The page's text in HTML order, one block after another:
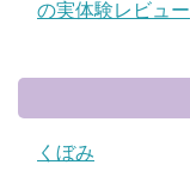
の実体験レビュー
くぼみ